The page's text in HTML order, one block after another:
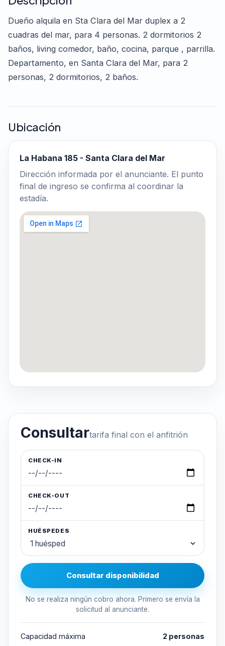
Dueño alquila en Sta Clara del Mar duplex a 2
cuadras del mar, para 4 personas. 2 dormitorios 2
baños, living comedor, baño, cocina, parque , parrilla.
Departamento, en Santa Clara del Mar, para 2
personas, 2 dormitorios, 2 baños.
Ubicación
La Habana 185 - Santa Clara del Mar
Dirección informada por el anunciante. El punto
final de ingreso se confirma al coordinar la
estadía.
Consultartarifa final con el anfitrión
CHECK-IN
CHECK-OUT
HUÉSPEDES
Consultar disponibilidad
No se realiza ningún cobro ahora. Primero se envía la
solicitud al anunciante.
Capacidad máxima
2 personas